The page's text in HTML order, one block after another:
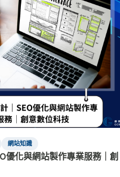
網站知識
優化與網站製作專業服務｜創